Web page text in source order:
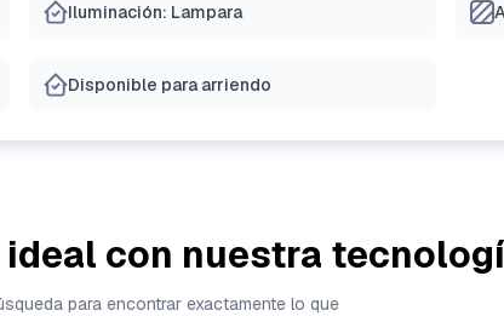
Iluminación: Lampara
Disponible para arriendo
con nuestra
para encontrar exactamente lo que